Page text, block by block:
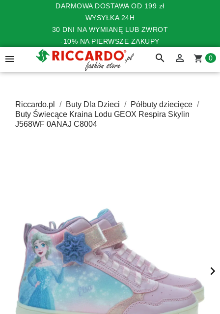
DARMOWA DOSTAWA OD 199 zł
WYSYŁKA 24H
30 DNI NA WYMIANĘ LUB ZWROT
-10% NA PIERWSZE ZAKUPY
 search  shopping_cart 0
Riccardo.pl Buty Dla Dzieci
Półbuty dziecięce
Buty Świecące Kraina Lodu GEOX Respira Skylin
J568WF 0ANAJ C8004
